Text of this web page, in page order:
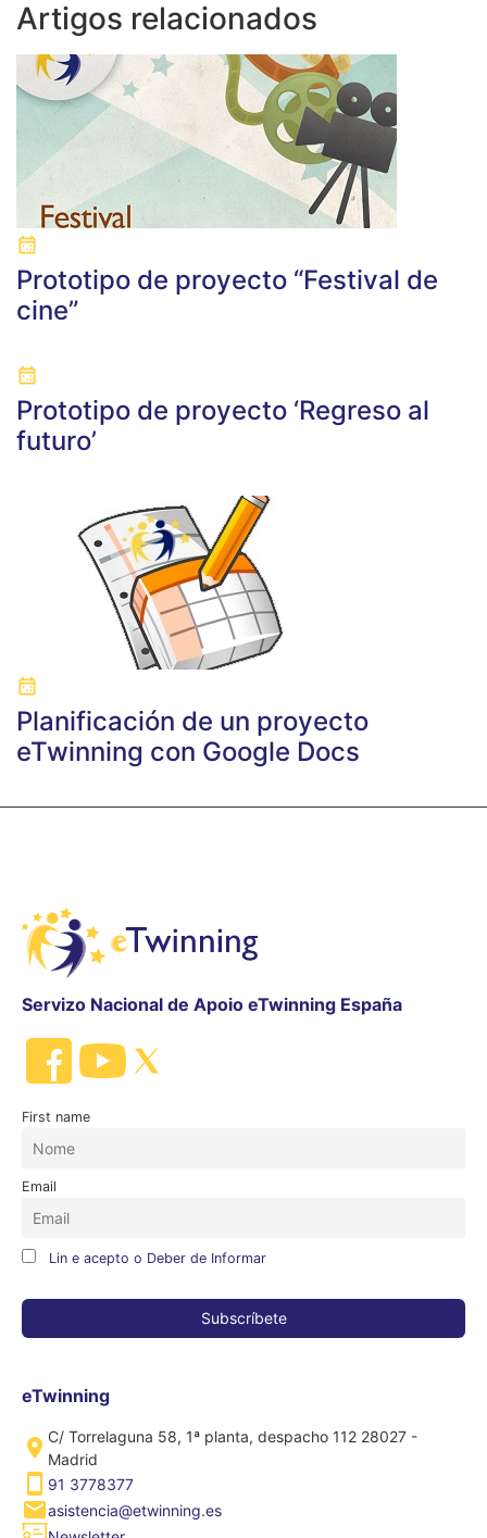
Artigos relacionados
Prototipo de proyecto “Festival de
cine”
Prototipo de proyecto ‘Regreso al
futuro’
Planificación de un proyecto
eTwinning con Google Docs
Servizo Nacional de Apoio eTwinning España
First name
Email
Lin e acepto o Deber de Informar
eTwinning
C/ Torrelaguna 58, 1ª planta, despacho 112 28027 -
Madrid
91 3778377
asistencia@etwinning.es